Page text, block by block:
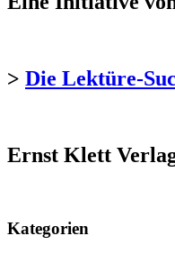
> Die Lektüre-
Ernst Klett
Kategorien